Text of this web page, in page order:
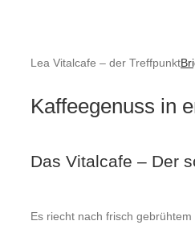
Lea Vitalcafe – der Treffpunkt
Kaffeegenuss in
Das Vitalcafe – Der
Es riecht nach frisch